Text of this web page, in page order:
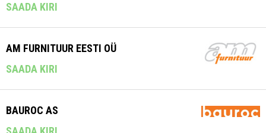
SAADA KIRI
AM FURNITUUR EESTI OÜ
SAADA KIRI
BAUROC AS